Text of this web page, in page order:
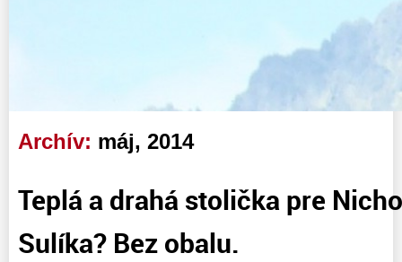
Archív: máj, 2014
Teplá a drahá stolička pre
Sulíka? Bez obalu.